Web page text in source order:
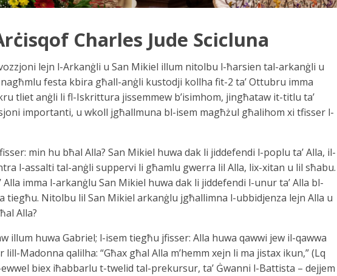
Charles Jude Scicluna
lejn l-Arkanġli u San Mikiel illum nitolbu l-ħarsien tal-arkanġli u
festa kbira għall-anġli kustodji kollha fit-2 ta’ Ottubru imma
tliet anġli li fl-Iskrittura jissemmew b’isimhom, jingħataw it-titlu ta’
importanti, u wkoll jgħallmuna bl-isem magħżul għalihom xi tfisser l-
min hu bħal Alla? San Mikiel huwa dak li jiddefendi l-poplu ta’ Alla, il-
l-assalti tal-anġli suppervi li għamlu gwerra lil Alla, lix-xitan u lil sħabu.
imma l-arkanġlu San Mikiel huwa dak li jiddefendi l-unur ta’ Alla bl-
tiegħu. Nitolbu lil San Mikiel arkanġlu jgħallimna l-ubbidjenza lejn Alla u
Alla?
illum huwa Gabriel; l-isem tiegħu jfisser: Alla huwa qawwi jew il-qawwa
Madonna qalilha: “Għax għal Alla m’hemm xejn li ma jistax ikun,” (Lq
biex iħabbarlu t-twelid tal-prekursur, ta’ Ġwanni l-Battista – dejjem